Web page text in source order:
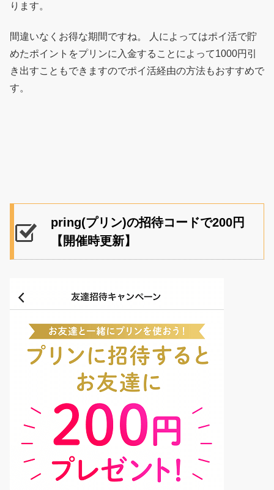
ります。
間違いなくお得な期間ですね。 人によってはポイ活で貯
めたポイントをプリンに入金することによって1000円引
き出すこともできますのでポイ活経由の方法もおすすめで
す。
pring(プリン)の招待コードで200円
【開催時更新】